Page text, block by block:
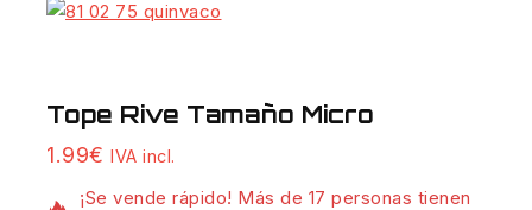
Tope Rive Tamaño Micro
1.99€ IVA incl.
17 productos vendidos en las últimas 16 horas
¡Se vende rápido! Más de 17 personas tienen